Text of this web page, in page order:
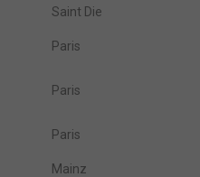
Saint Die
Paris
Paris
Paris
Mainz